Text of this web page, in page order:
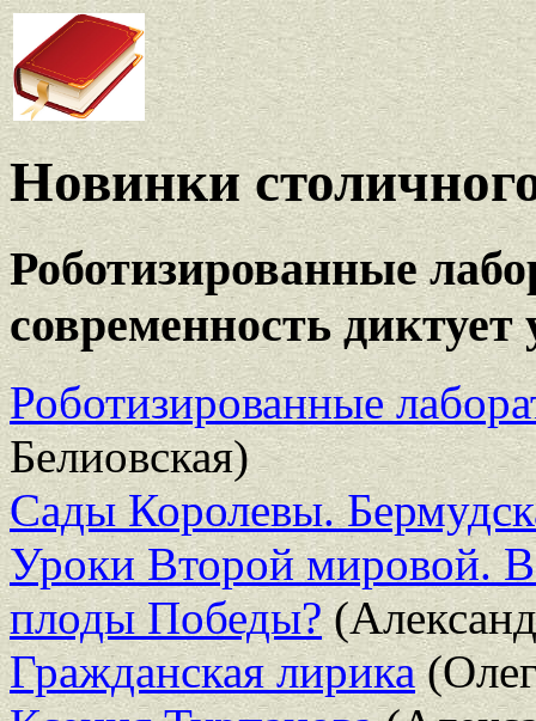
Новинки
Роботизированные
современность диктует
Роботизированные
Белиовская)
Сады Королевы.
Уроки Второй мировой.
плоды Победы?
Гражданская лирика